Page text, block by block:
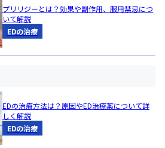
プリリジーとは？効果や副作用、服用禁忌につ
いて解説
EDの治療
EDの治療方法は？原因やED治療薬について詳
しく解説
EDの治療